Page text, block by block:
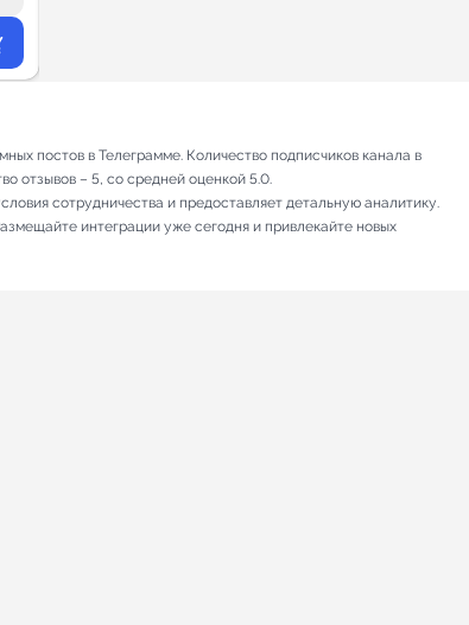
постов в Телеграмме. Количество подписчиков канала в
отзывов – 5, со средней оценкой 5.0.
сотрудничества и предоставляет детальную аналитику.
интеграции уже сегодня и привлекайте новых